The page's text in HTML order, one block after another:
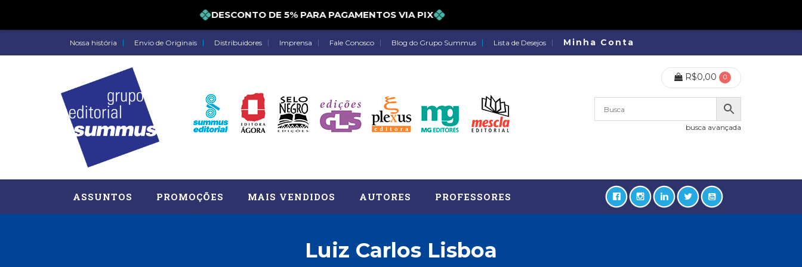
DESCONTO DE 5% PARA PAGAMENTOS VIA PIX
Nossa história Envio de Originais Distribuidores Imprensa Fale Conosco Blog do Grupo Summus Lista de Desejos Minha Conta
R$0,00 0
busca avançada
ASSUNTOS PROMOÇÕES MAIS VENDIDOS AUTORES PROFESSORES
Luiz Carlos Lisboa